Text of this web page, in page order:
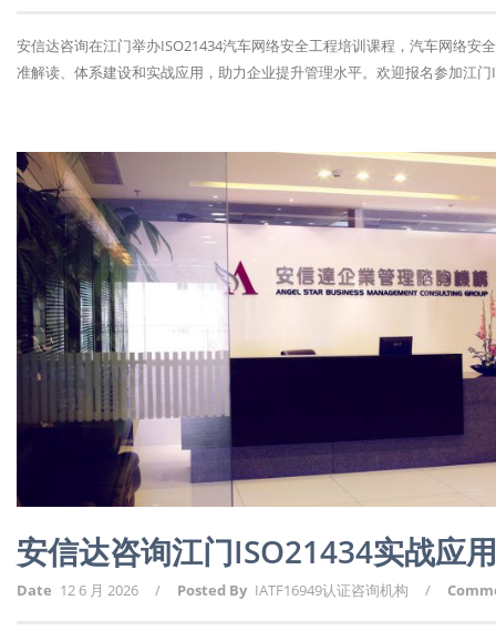
安信达咨询在江门举办ISO21434汽车网络安全工程培训课程，汽车网络
准解读、体系建设和实战应用，助力企业提升管理水平。欢迎报名参加江
安信达咨询江门ISO21434实战应
Date 12 6 月 2026 / Posted By IATF16949认证咨询机构 /